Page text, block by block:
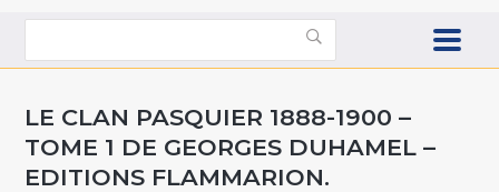
LE CLAN PASQUIER 1888-1900 –
TOME 1 DE GEORGES DUHAMEL –
EDITIONS FLAMMARION.